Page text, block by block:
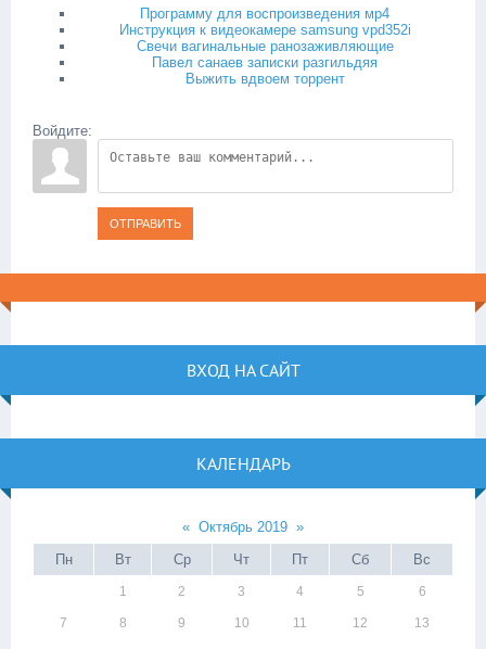
Программу для воспроизведения мр4
Инструкция к видеокамере samsung vpd352i
Свечи вагинальные ранозаживляющие
Павел санаев записки разгильдяя
Выжить вдвоем торрент
Войдите:
ОТПРАВИТЬ
ВХОД НА САЙТ
КАЛЕНДАРЬ
« Октябрь 2019 »
Пн
Вт Ср Чт Пт Сб Вс
1 2 3 4 5 6
7 8 9 10 11 12 13